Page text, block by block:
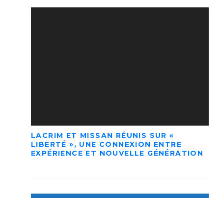
LACRIM ET MISSAN RÉUNIS SUR «
LIBERTÉ », UNE CONNEXION ENTRE
EXPÉRIENCE ET NOUVELLE GÉNÉRATION